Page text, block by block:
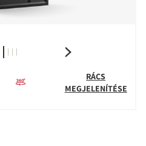
RÁCS
MEGJELENÍTÉSE